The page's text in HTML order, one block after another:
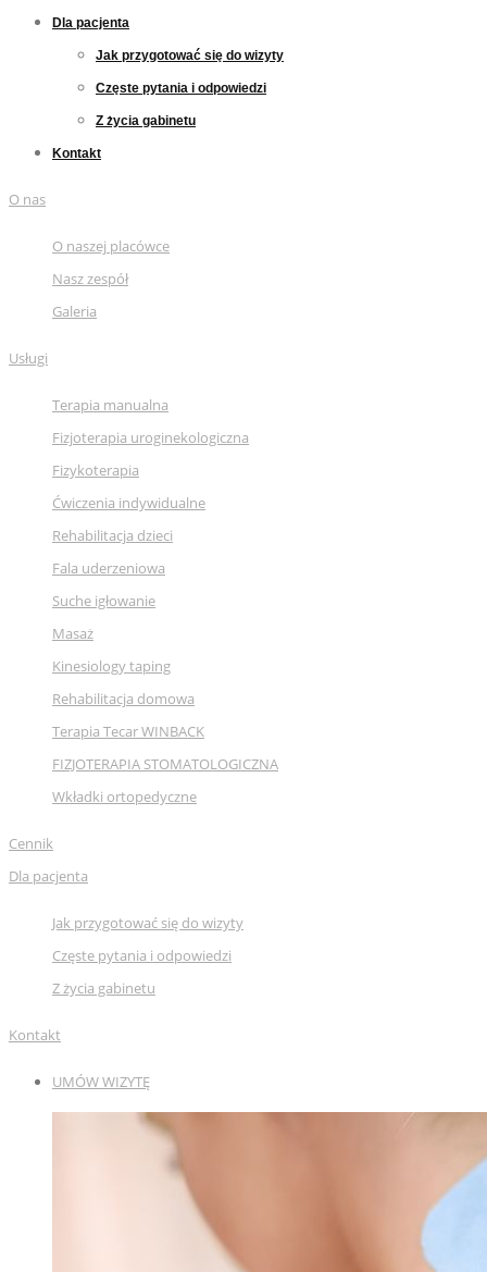
Dla pacjenta
Jak przygotować się do wizyty
Częste pytania i odpowiedzi
Z życia gabinetu
Kontakt
O nas
O naszej placówce
Nasz zespół
Galeria
Usługi
Terapia manualna
Fizjoterapia uroginekologiczna
Fizykoterapia
Ćwiczenia indywidualne
Rehabilitacja dzieci
Fala uderzeniowa
Suche igłowanie
Masaż
Kinesiology taping
Rehabilitacja domowa
Terapia Tecar WINBACK
FIZJOTERAPIA STOMATOLOGICZNA
Wkładki ortopedyczne
Cennik
Dla pacjenta
Jak przygotować się do wizyty
Częste pytania i odpowiedzi
Z życia gabinetu
Kontakt
UMÓW WIZYTĘ